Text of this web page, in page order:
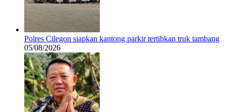
Polres Cilegon siapkan kantong parkir tertibkan truk tambang
05/08/2026